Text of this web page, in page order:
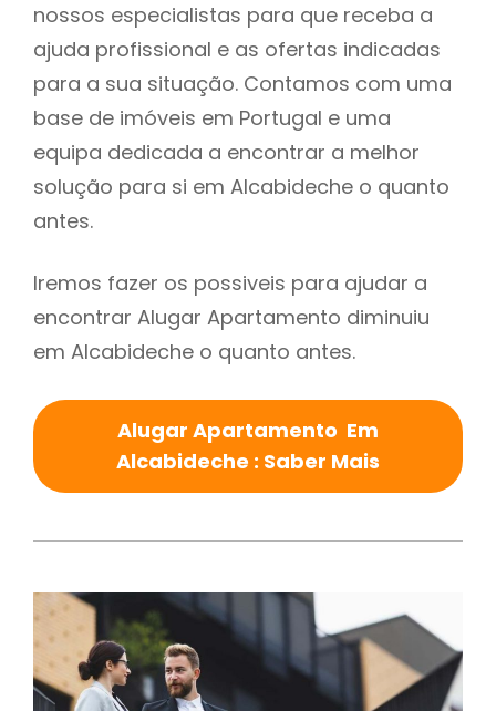
nossos especialistas para que receba a
ajuda profissional e as ofertas indicadas
para a sua situação. Contamos com uma
base de imóveis em Portugal e uma
equipa dedicada a encontrar a melhor
solução para si em Alcabideche o quanto
antes.
Iremos fazer os possiveis para ajudar a
encontrar Alugar Apartamento diminuiu
em Alcabideche o quanto antes.
Alugar Apartamento Em
Alcabideche : Saber Mais